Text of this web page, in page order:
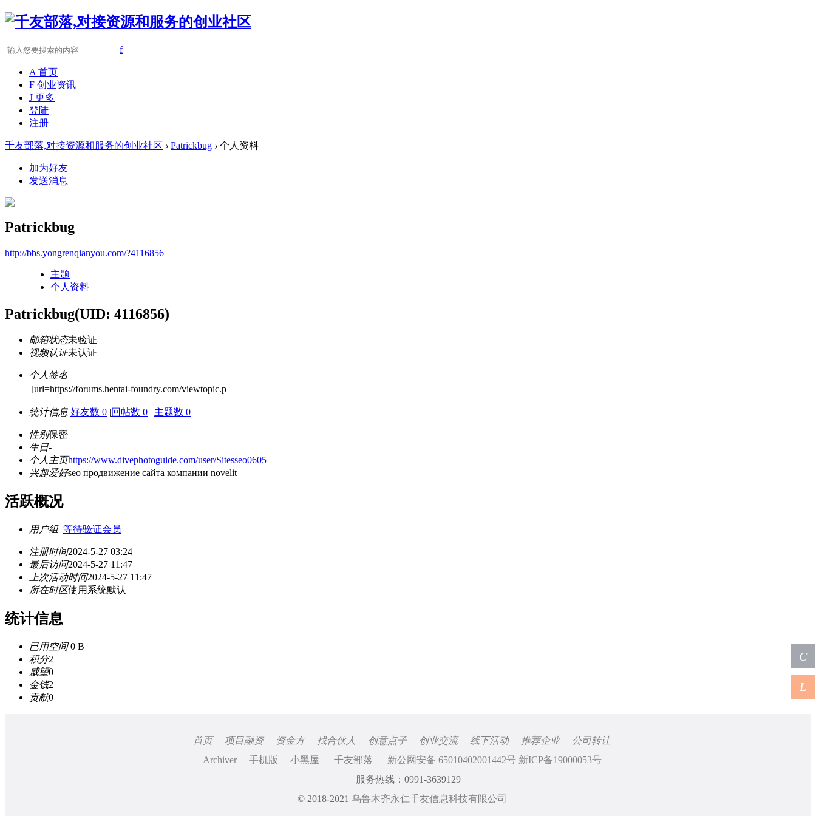
f
A 首页
F 创业资讯
J 更多
登陆
注册
千友部落,对接资源和服务的创业社区 › Patrickbug › 个人资料
加为好友
发送消息
Patrickbug
http://bbs.yongrenqianyou.com/?4116856
主题
个人资料
Patrickbug(UID: 4116856)
邮箱状态未验证
视频认证未认证
个人签名
[url=https://forums.hentai-foundry.com/viewtopic.p
统计信息 好友数 0 |回帖数 0 | 主题数 0
性别保密
生日-
个人主页https://www.divephotoguide.com/user/Sitesseo0605
兴趣爱好seo продвижение сайта компании novelit
活跃概况
用户组 等待验证会员
注册时间2024-5-27 03:24
最后访问2024-5-27 11:47
上次活动时间2024-5-27 11:47
所在时区使用系统默认
统计信息
已用空间0 B
积分2
威望0
金钱2
贡献0
首页 项目融资 资金方 找合伙人 创意点子 创业交流 线下活动 推荐企业
公司转让
Archiver
手机版 小黑屋 千友部落
新公网安备 65010402001442号 新ICP备19000053号
服务热线：0991-3639129
© 2018-2021 乌鲁木齐永仁千友信息科技有限公司
C
L